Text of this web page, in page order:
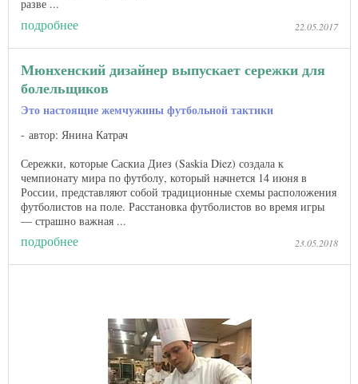
разве ...
подробнее 22.05.2017
Мюнхенский дизайнер выпускает сережки для
болельщиков
Это настоящие жемчужины футбольной тактики
автор: Янина Катрач
Сережки, которые Саскиа Диез (Saskia Diez) создала к
чемпионату мира по футболу, который начнется 14 июня в
России, представляют собой традиционные схемы расположения
футболистов на поле. Расстановка футболистов во время игры
— страшно важная ...
подробнее 23.05.2018